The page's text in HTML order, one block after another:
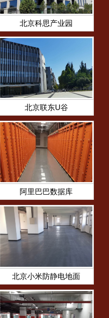
北京科思产业园
北京联东U谷
阿里巴巴数据库
北京小米防静电地面